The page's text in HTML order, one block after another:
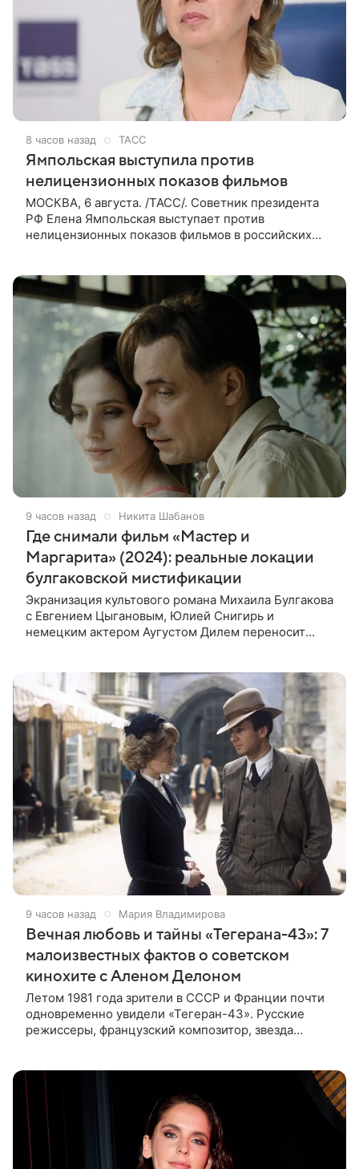
8 часов назад ТАСС
Ямпольская выступила против
нелицензионных показов фильмов
МОСКВА, 6 августа. /ТАСС/. Советник президента
РФ Елена Ямпольская выступает против
нелицензионных показов фильмов в российских
9 часов назад Никита Шабанов
Где снимали фильм «Мастер и
Маргарита» (2024): реальные локации
булгаковской мистификации
Экранизация культового романа Михаила Булгакова
с Евгением Цыгановым, Юлией Снигирь и
немецким актером Аугустом Дилем переносит
9 часов назад Мария Владимирова
Вечная любовь и тайны «Тегерана-43»: 7
малоизвестных фактов о советском
кинохите с Аленом Делоном
Летом 1981 года зрители в СССР и Франции почти
одновременно увидели «Тегеран-43». Русские
режиссеры, французский композитор, звезда